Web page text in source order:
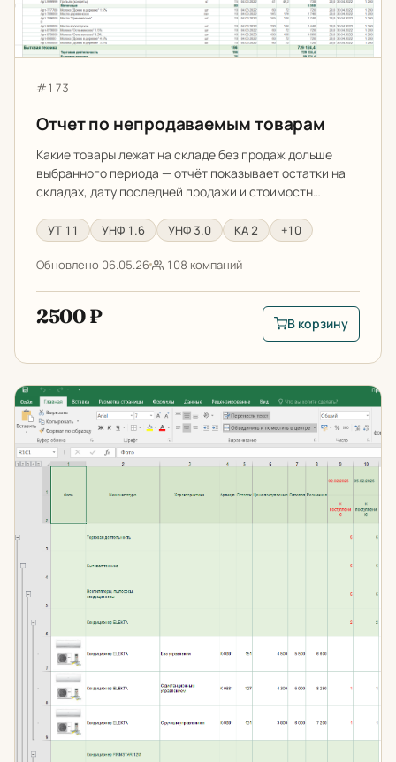
Артикул:
#173
Отчет по непродаваемым товарам
Какие товары лежат на складе без продаж дольше
выбранного периода — отчёт показывает остатки на
складах, дату последней продажи и стоимостн…
УТ 11 УНФ 1.6 УНФ 3.0 КА 2 +10
Обновлено 06.05.26 108 компаний
2500 ₽
В корзину: Отчет
В корзину
Прайс-лист с картинками, шапкой и подвалом в 1С